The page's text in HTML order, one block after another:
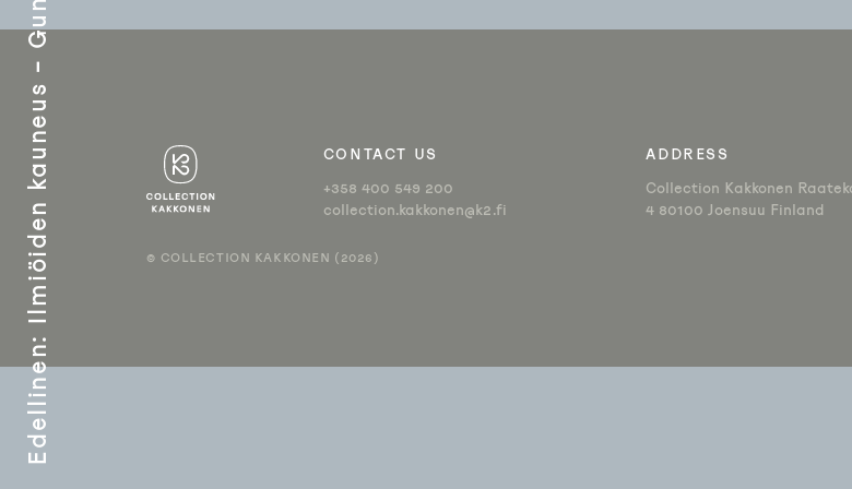
ARTIKKELIEN
Edellinen
:
ADDRESS
Collection Kakkonen
4 80100 Joensuu Finland
CONTACT US
+358 400 549 200
collection.kakkonen@k2.fi
© COLLECTION KAKKONEN (2026)